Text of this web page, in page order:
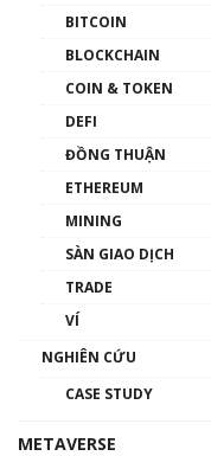
như thể
00:39:31
Phổ
thống
BITCOIN
BLOCKCHAIN
COIN & TOKEN
DEFI
ĐỒNG THUẬN
ETHEREUM
MINING
SÀN GIAO DỊCH
TRADE
VÍ
NGHIÊN CỨU
CASE STUDY
METAVERSE